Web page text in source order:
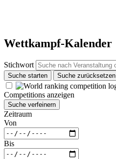
Wettkampf-Kalender
Stichwort
Suche starten Suche zurücksetzen
Competitions anzeigen
Suche verfeinern
Zeitraum
Von
Bis